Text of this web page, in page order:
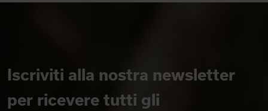
Iscriviti alla nostra newsletter
per ricevere tutti gli